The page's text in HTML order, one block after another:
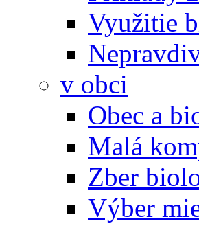
Využitie
v obci
Obec a
Malá
Zber
Výber